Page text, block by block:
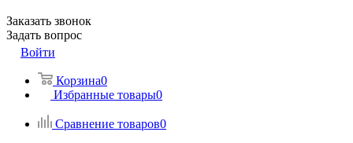
Заказать звонок
Задать вопрос
Войти
Корзина0
Избранные товары0
Сравнение товаров0